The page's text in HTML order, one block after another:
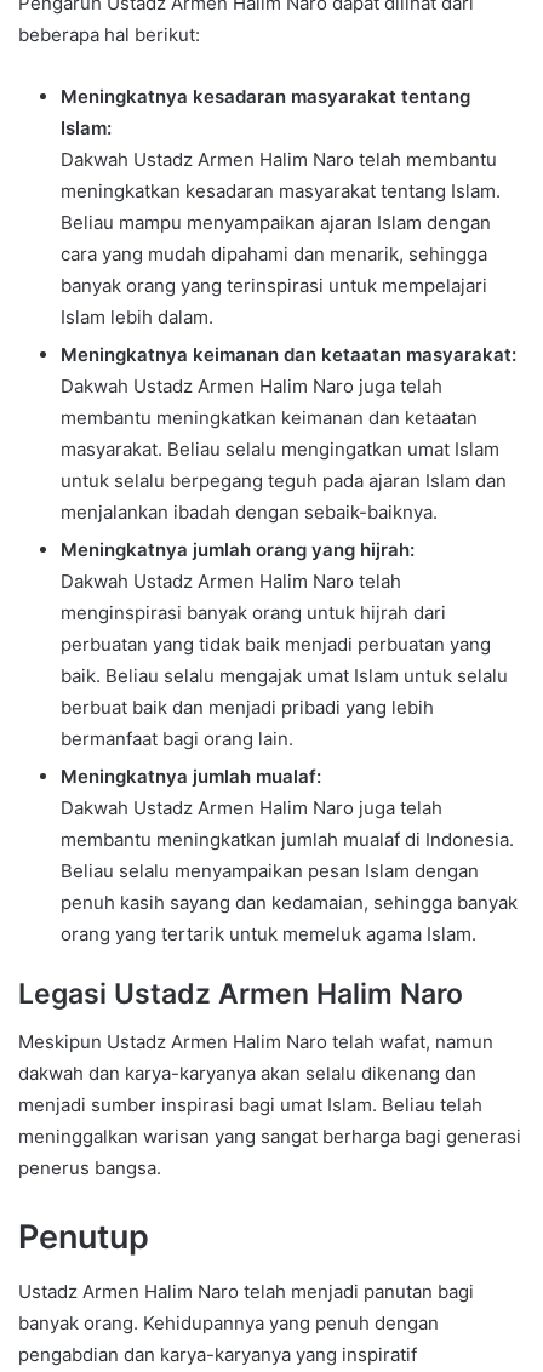
beberapa hal berikut:
Meningkatnya kesadaran masyarakat tentang
Islam:
Dakwah Ustadz Armen Halim Naro telah membantu
meningkatkan kesadaran masyarakat tentang Islam.
Beliau mampu menyampaikan ajaran Islam dengan
cara yang mudah dipahami dan menarik, sehingga
banyak orang yang terinspirasi untuk mempelajari
Islam lebih dalam.
Meningkatnya keimanan dan ketaatan masyarakat:
Dakwah Ustadz Armen Halim Naro juga telah
membantu meningkatkan keimanan dan ketaatan
masyarakat. Beliau selalu mengingatkan umat Islam
untuk selalu berpegang teguh pada ajaran Islam dan
menjalankan ibadah dengan sebaik-baiknya.
Meningkatnya jumlah orang yang hijrah:
Dakwah Ustadz Armen Halim Naro telah
menginspirasi banyak orang untuk hijrah dari
perbuatan yang tidak baik menjadi perbuatan yang
baik. Beliau selalu mengajak umat Islam untuk selalu
berbuat baik dan menjadi pribadi yang lebih
bermanfaat bagi orang lain.
Meningkatnya jumlah mualaf:
Dakwah Ustadz Armen Halim Naro juga telah
membantu meningkatkan jumlah mualaf di Indonesia.
Beliau selalu menyampaikan pesan Islam dengan
penuh kasih sayang dan kedamaian, sehingga banyak
orang yang tertarik untuk memeluk agama Islam.
Legasi Ustadz Armen Halim Naro
Meskipun Ustadz Armen Halim Naro telah wafat, namun
dakwah dan karya-karyanya akan selalu dikenang dan
menjadi sumber inspirasi bagi umat Islam. Beliau telah
meninggalkan warisan yang sangat berharga bagi generasi
penerus bangsa.
Penutup
Ustadz Armen Halim Naro telah menjadi panutan bagi
banyak orang. Kehidupannya yang penuh dengan
pengabdian dan karya-karyanya yang inspiratif